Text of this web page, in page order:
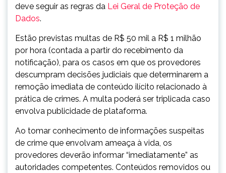
deve seguir as regras da Lei Geral de Proteção de
Dados.
Estão previstas multas de R$ 50 mil a R$ 1 milhão
por hora (contada a partir do recebimento da
notificação), para os casos em que os provedores
descumpram decisões judiciais que determinarem a
remoção imediata de conteúdo ilícito relacionado à
prática de crimes. A multa poderá ser triplicada caso
envolva publicidade de plataforma.
Ao tomar conhecimento de informações suspeitas
de crime que envolvam ameaça à vida, os
provedores deverão informar “imediatamente” as
autoridades competentes. Conteúdos removidos ou